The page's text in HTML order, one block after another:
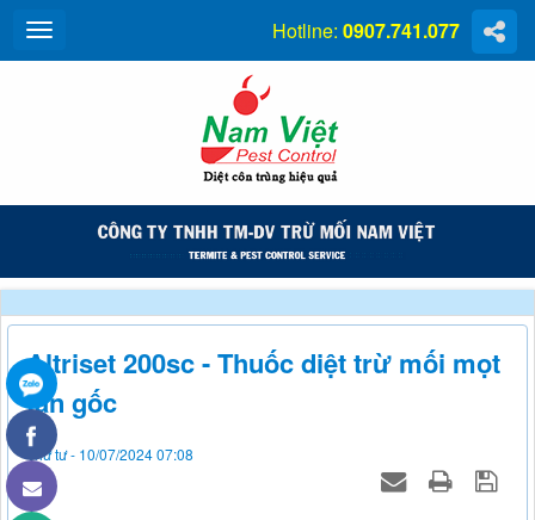
Hotline: 0907.741.077
Altriset 200sc - Thuốc diệt trừ mối mọt
tận gốc
Thứ tư - 10/07/2024 07:08